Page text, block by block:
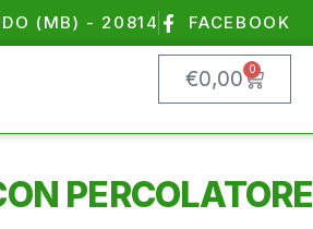
(MB) - 20814 FACEBOOK
€0,00 0
PERCOLATORE